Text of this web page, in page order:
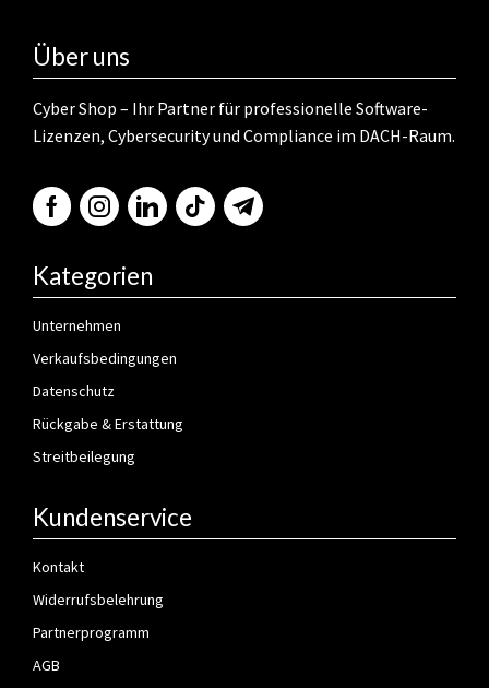
Über uns
Cyber Shop – Ihr Partner für professionelle Software-
Lizenzen, Cybersecurity und Compliance im DACH-Raum.
Kategorien
Unternehmen
Verkaufsbedingungen
Datenschutz
Rückgabe & Erstattung
Streitbeilegung
Kundenservice
Kontakt
Widerrufsbelehrung
Partnerprogramm
AGB